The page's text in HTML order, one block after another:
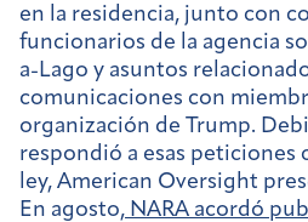
en la residencia, junto con
funcionarios de la agencia
a-Lago y asuntos
comunicaciones con
organización de Trump.
respondió a esas peticiones
ley, American Oversight
En agosto, NARA acordó